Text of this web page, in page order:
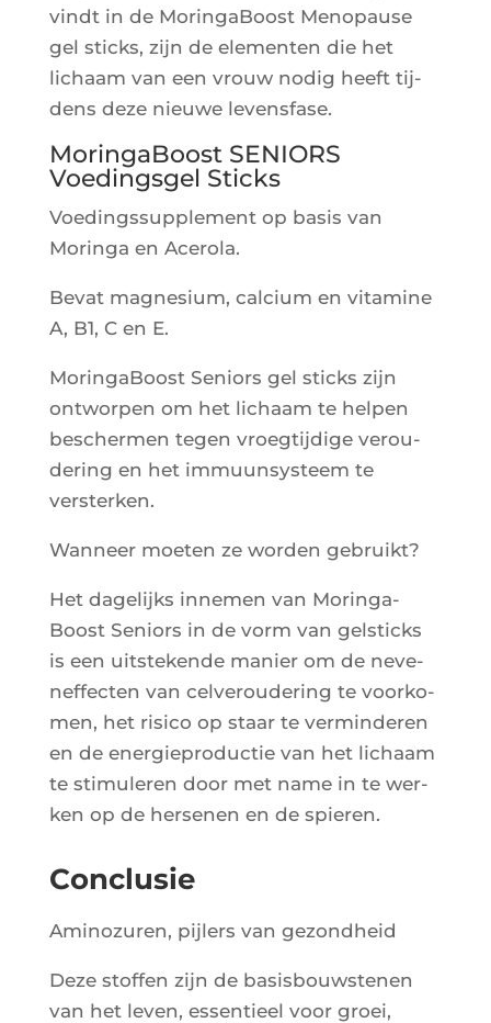
vindt in de Morin­ga­Boost Meno­pause
gel sticks, zijn de ele­men­ten die het
lichaam van een vrouw nodig heeft tij­
dens deze nieuwe levensfase.
MoringaBoost SENIORS
Voedingsgel Sticks
Voe­ding­ssup­ple­ment op basis van
Morin­ga en Acerola.
Bevat magne­sium, cal­cium en vita­mine
A, B1, C en E.
Morin­ga­Boost Seniors gel sticks zijn
ont­wor­pen om het lichaam te hel­pen
bes­cher­men tegen vroeg­ti­j­dige verou­
de­ring en het immuun­sys­teem te
versterken.
Wan­neer moe­ten ze wor­den gebruikt?
Het dage­lijks inne­men van Morin­ga­
Boost Seniors in de vorm van gel­sticks
is een uits­te­kende manier om de neve­
nef­fec­ten van cel­ve­rou­de­ring te voor­ko­
men, het risi­co op staar te ver­min­de­ren
en de ener­gie­pro­duc­tie van het lichaam
te sti­mu­le­ren door met name in te wer­
ken op de her­se­nen en de spieren.
Conclusie
Ami­no­zu­ren, pij­lers van gezondheid
Deze stof­fen zijn de basis­bouws­te­nen
van het leven, essen­tieel voor groei,